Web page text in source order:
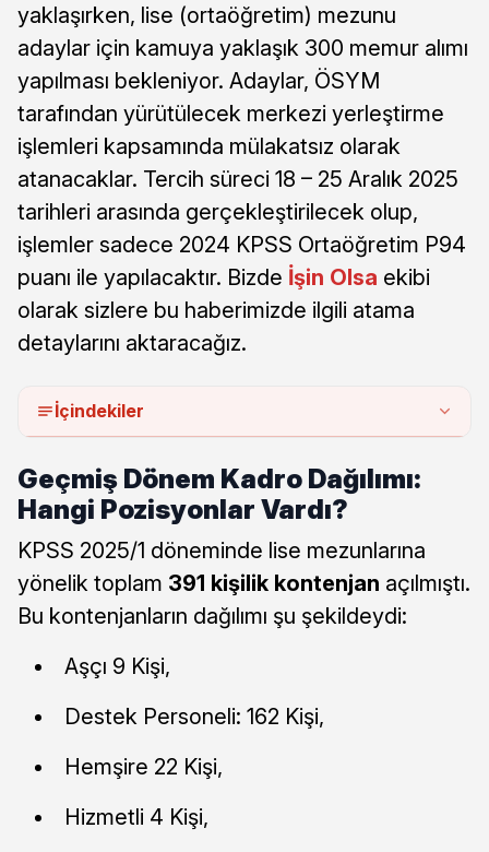
yaklaşırken, lise (ortaöğretim) mezunu
adaylar için kamuya yaklaşık 300 memur alımı
yapılması bekleniyor. Adaylar, ÖSYM
tarafından yürütülecek merkezi yerleştirme
işlemleri kapsamında mülakatsız olarak
atanacaklar. Tercih süreci 18 – 25 Aralık 2025
tarihleri arasında gerçekleştirilecek olup,
işlemler sadece 2024 KPSS Ortaöğretim P94
puanı ile yapılacaktır. Bizde İşin Olsa ekibi
olarak sizlere bu haberimizde ilgili atama
detaylarını aktaracağız.
İçindekiler
Geçmiş Dönem Kadro Dağılımı:
Hangi Pozisyonlar Vardı?
KPSS 2025/1 döneminde lise mezunlarına
yönelik toplam 391 kişilik kontenjan açılmıştı.
Bu kontenjanların dağılımı şu şekildeydi:
Aşçı 9 Kişi,
Destek Personeli: 162 Kişi,
Hemşire 22 Kişi,
Hizmetli 4 Kişi,